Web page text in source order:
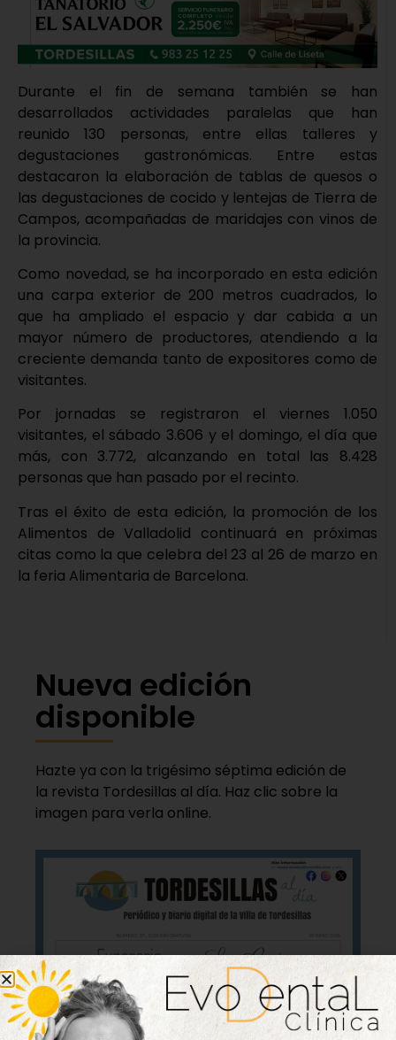
Durante el fin de semana también se han
desarrollados actividades paralelas que han
reunido 130 personas, entre ellas talleres y
degustaciones gastronómicas. Entre estas
destacaron la elaboración de tablas de quesos o
las degustaciones de cocido y lentejas de Tierra de
Campos, acompañadas de maridajes con vinos de
la provincia.
Como novedad, se ha incorporado en esta edición
una carpa exterior de 200 metros cuadrados, lo
que ha ampliado el espacio y dar cabida a un
mayor número de productores, atendiendo a la
creciente demanda tanto de expositores como de
visitantes.
Por jornadas se registraron el viernes 1.050
visitantes, el sábado 3.606 y el domingo, el día que
más, con 3.772, alcanzando en total las 8.428
personas que han pasado por el recinto.
Tras el éxito de esta edición, la promoción de los
Alimentos de Valladolid continuará en próximas
citas como la que celebra del 23 al 26 de marzo en
la feria Alimentaria de Barcelona.
Nueva edición
disponible
Hazte ya con la trigésimo séptima edición de
la revista Tordesillas al día. Haz clic sobre la
imagen para verla online.